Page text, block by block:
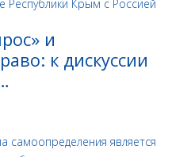
и
к дискуссии